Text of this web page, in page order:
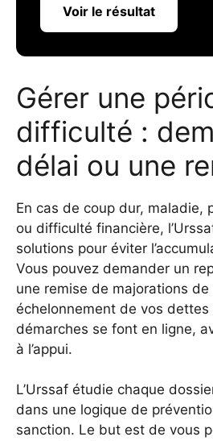
Voir le résultat
Gérer une
difficulté :
délai ou une
En cas de coup dur, maladie,
ou difficulté financière,
solutions pour éviter
Vous pouvez demander un
une remise de majorations
échelonnement de vos dettes
démarches se font en ligne,
à l’appui.
L’Urssaf étudie chaque
dans une logique de
sanction. Le but est de vous